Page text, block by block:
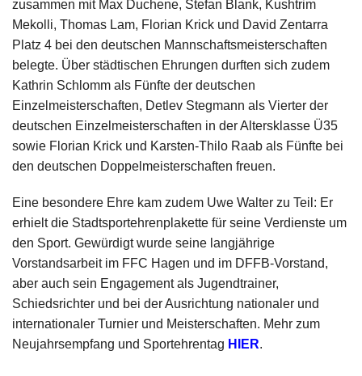
zusammen mit Max Duchene, Stefan Blank, Kushtrim
Mekolli, Thomas Lam, Florian Krick und David Zentarra
Platz 4 bei den deutschen Mannschaftsmeisterschaften
belegte. Über städtischen Ehrungen durften sich zudem
Kathrin Schlomm als Fünfte der deutschen
Einzelmeisterschaften, Detlev Stegmann als Vierter der
deutschen Einzelmeisterschaften in der Altersklasse Ü35
sowie Florian Krick und Karsten-Thilo Raab als Fünfte bei
den deutschen Doppelmeisterschaften freuen.
Eine besondere Ehre kam zudem Uwe Walter zu Teil: Er
erhielt die Stadtsportehrenplakette für seine Verdienste um
den Sport. Gewürdigt wurde seine langjährige
Vorstandsarbeit im FFC Hagen und im DFFB-Vorstand,
aber auch sein Engagement als Jugendtrainer,
Schiedsrichter und bei der Ausrichtung nationaler und
internationaler Turnier und Meisterschaften. Mehr zum
Neujahrsempfang und Sportehrentag HIER.